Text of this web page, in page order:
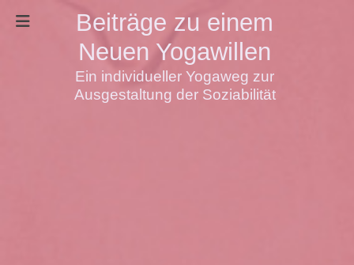
Beiträge zu einem
Neuen Yogawillen
Ein individueller Yogaweg zur
Ausgestaltung der Soziabilität